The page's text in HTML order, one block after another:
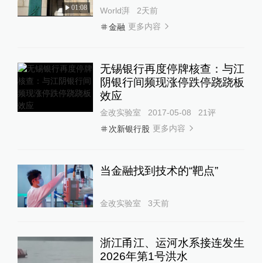
01:08 World湃
2天前
金融 更多内容
无锡银行再度停牌核查：与江
阴银行间频现涨停跌停跷跷板
效应
金改实验室 2017-05-08 21评
次新银行股 更多内容
当金融找到技术的“靶点”
金改实验室 3天前
浙江甬江、运河水系接连发生
2026年第1号洪水